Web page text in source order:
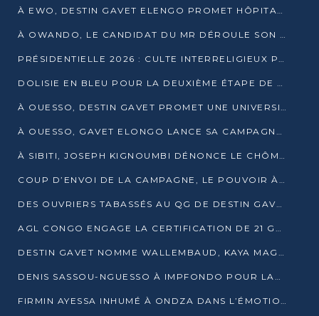
À EWO, DESTIN GAVET ELENGO PROMET HÔPITAL, CHEMIN DE FER ET AUDIT DES FINANCES PUBLIQUES
À OWANDO, LE CANDIDAT DU MR DÉROULE SON PROGRAMME DE “CHANGEMENT”
PRÉSIDENTIELLE 2026 : CULTE INTERRELIGIEUX POUR LA PAIX À OUENZÉ
DOLISIE EN BLEU POUR LA DEUXIÈME ÉTAPE DE CAMPAGNE DE DSN
À OUESSO, DESTIN GAVET PROMET UNE UNIVERSITÉ POUR LA SANGHA
À OUESSO, GAVET ELONGO LANCE SA CAMPAGNE SOUS LE SIGNE DU RENOUVEAU
À SIBITI, JOSEPH KIGNOUMBI DÉNONCE LE CHÔMAGE ET LES DÉFAILLANCES DE L’ÉTAT
COUP D’ENVOI DE LA CAMPAGNE, LE POUVOIR À POINTE-NOIRE, L’OPPOSITION À OUESSO ET SIBITI
DES OUVRIERS TABASSÉS AU QG DE DESTIN GAVET À 24 HEURES DE L’OUVERTURE DE LA CAMPAGNE
AGL CONGO ENGAGE LA CERTIFICATION DE 21 GRUTIERS AUX NORMES INTERNATIONALES
DESTIN GAVET NOMME WALLEMBAUD, KAYA MAGANE, BOUDZIKA ET MBOUSSA-ELLAH AUX COMMANDES DE SA CAMPAGNE
DENIS SASSOU-NGUESSO À IMPFONDO POUR LANCER LE CORRIDOR 13
FIRMIN AYESSA INHUMÉ À ONDZA DANS L’ÉMOTION ET LE RECUEILLEMENT